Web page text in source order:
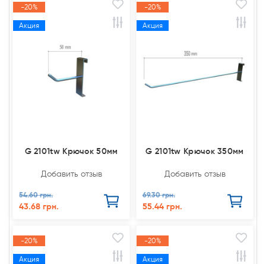
-20%
Акция
G 2101tw Крючок 50мм
Добавить отзыв
54.60 грн.
43.68 грн.
-20%
Акция
G 2101tw Крючок 350мм
Добавить отзыв
69.30 грн.
55.44 грн.
-20%
Акция
-20%
Акция